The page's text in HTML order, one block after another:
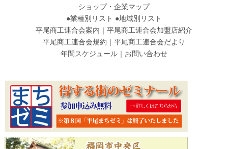
ショップ・企業マップ
●業種別リスト ●地域別リスト
平尾商工連合会案内
平尾商工連合会加盟店紹介
平尾商工連合会規約
平尾商工連合会だより
年間スケジュール｜ お問い合わせ